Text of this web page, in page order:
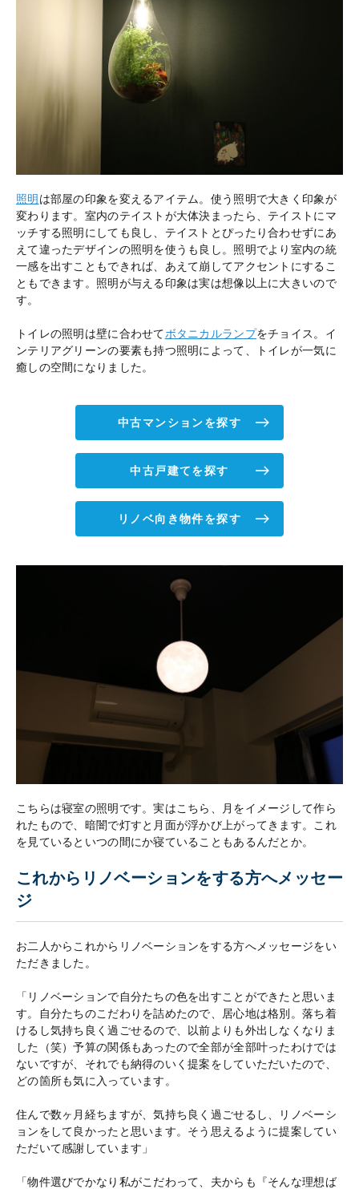
照明 は部屋の印象を変えるアイテム。使う照明で大きく印象が
変わります。室内のテイストが大体決まったら、テイストにマ
ッチする照明にしても良し、テイストとぴったり合わせずにあ
えて違ったデザインの照明を使うも良し。照明でより室内の統
一感を出すこともできれば、あえて崩してアクセントにするこ
ともできます。照明が与える印象は実は想像以上に大きいので
す。
トイレの照明は壁に合わせてボタニカルランプをチョイス。イ
ンテリアグリーンの要素も持つ照明によって、トイレが一気に
癒しの空間になりました。
中古マンションを探す
中古戸建てを探す
リノベ向き物件を探す
こちらは寝室の照明です。実はこちら、月をイメージして作ら
れたもので、暗闇で灯すと月面が浮かび上がってきます。これ
を見ているといつの間にか寝ていることもあるんだとか。
これからリノベーションをする方へメッセー
ジ
お二人からこれからリノベーションをする方へメッセージをい
ただきました。
「リノベーションで自分たちの色を出すことができたと思いま
す。自分たちのこだわりを詰めたので、居心地は格別。落ち着
けるし気持ち良く過ごせるので、以前よりも外出しなくなりま
した（笑）予算の関係もあったので全部が全部叶ったわけでは
ないですが、それでも納得のいく提案をしていただいたので、
どの箇所も気に入っています。
住んで数ヶ月経ちますが、気持ち良く過ごせるし、リノベーシ
ョンをして良かったと思います。そう思えるように提案してい
ただいて感謝しています」
「物件選びでかなり私がこだわって、夫からも『そんな理想ば